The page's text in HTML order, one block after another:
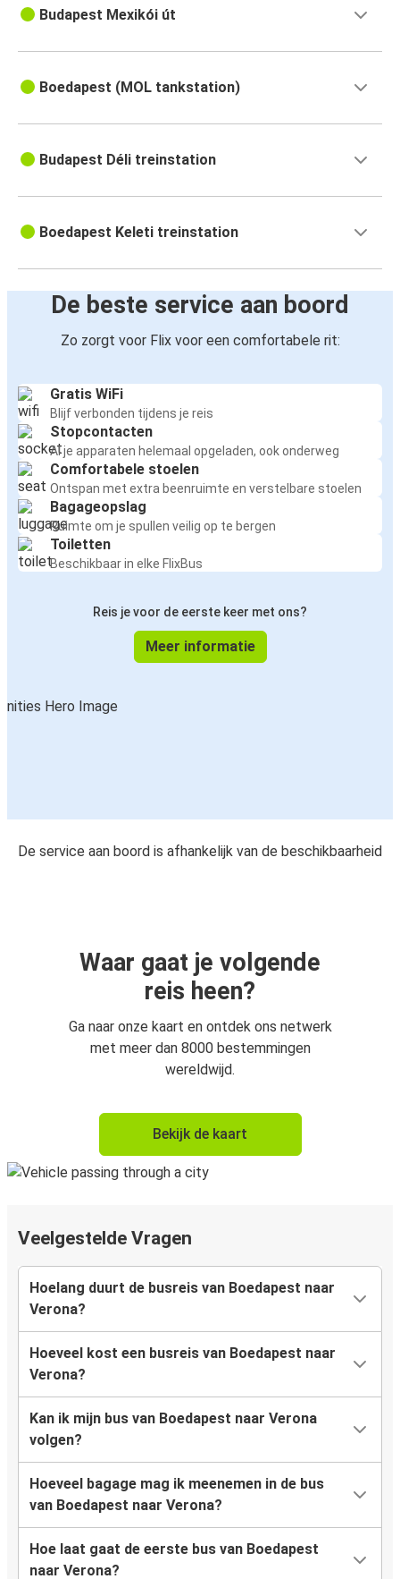
Budapest Mexikói út
Boedapest (MOL tankstation)
Budapest Déli treinstation
Boedapest Keleti treinstation
De beste service aan boord
Zo zorgt voor Flix voor een comfortabele rit:
Gratis WiFi
Blijf verbonden tijdens je reis
Stopcontacten
Al je apparaten helemaal opgeladen, ook onderweg
Comfortabele stoelen
Ontspan met extra beenruimte en verstelbare stoelen
Bagageopslag
Ruimte om je spullen veilig op te bergen
Toiletten
Beschikbaar in elke FlixBus
Reis je voor de eerste keer met ons?
Meer informatie
De service aan boord is afhankelijk van de beschikbaarheid
Waar gaat je volgende
reis heen?
Ga naar onze kaart en ontdek ons netwerk
met meer dan 8000 bestemmingen
wereldwijd.
Bekijk de kaart
Veelgestelde Vragen
Hoelang duurt de busreis van Boedapest naar
Verona?
Hoeveel kost een busreis van Boedapest naar
Verona?
Kan ik mijn bus van Boedapest naar Verona
volgen?
Hoeveel bagage mag ik meenemen in de bus
van Boedapest naar Verona?
Hoe laat gaat de eerste bus van Boedapest
naar Verona?